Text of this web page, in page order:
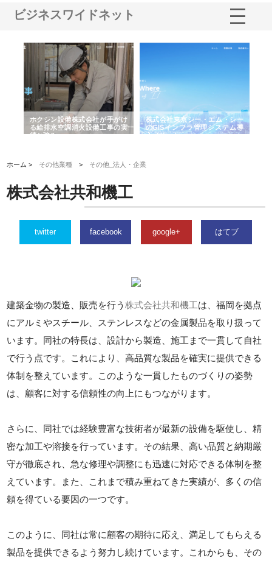
ビジネスワイドネット
ホクシン設備株式会社が手がけ
る給排水空調消火設備工事の実
績と強み
株式会社東京シー・エム・シー
のGISインフラ管理システム導
入メリット
ホーム > その他業種 > その他_法人・企業
株式会社共和機工
twitter facebook google+ はてブ
建築金物の製造、販売を行う株式会社共和機工は、福岡を拠点
にアルミやスチール、ステンレスなどの金属製品を取り扱って
います。同社の特長は、設計から製造、施工まで一貫して自社
で行う点です。これにより、高品質な製品を確実に提供できる
体制を整えています。このような一貫したものづくりの姿勢
は、顧客に対する信頼性の向上にもつながります。
さらに、同社では経験豊富な技術者が最新の設備を駆使し、精
密な加工や溶接を行っています。その結果、高い品質と納期厳
守が徹底され、急な修理や調整にも迅速に対応できる体制を整
えています。また、これまで積み重ねてきた実績が、多くの信
頼を得ている要因の一つです。
このように、同社は常に顧客の期待に応え、満足してもらえる
製品を提供できるよう努力し続けています。これからも、その